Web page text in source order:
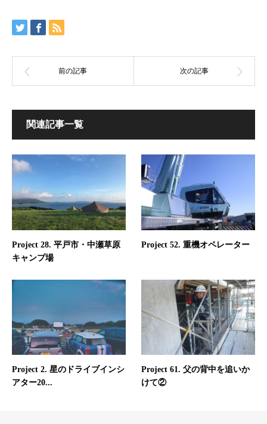
関連記事一覧
Project 28. 平戸市・中瀬草原
キャンプ場
Project 52. 重機オペレーター
Project 2. 星のドライブインシ
アター20...
Project 61. 父の背中を追いか
けて②